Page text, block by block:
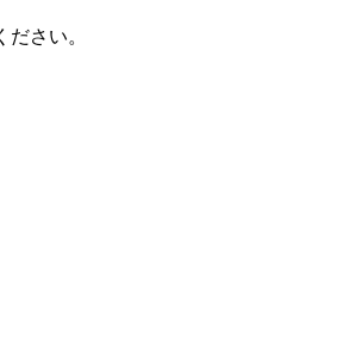
ださい。